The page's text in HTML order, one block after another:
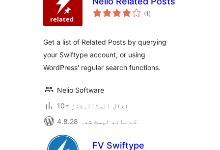
(1 مجموعی
درجہ
)
Get a list of Related Posts by querying
your Swiftype account, or using
WordPress' regular search functions.
Nelio Software
10+ فعال انسٹالیشنز
4.8.28 کے ساتھ ٹیسٹ شدہ
FV Swiftype